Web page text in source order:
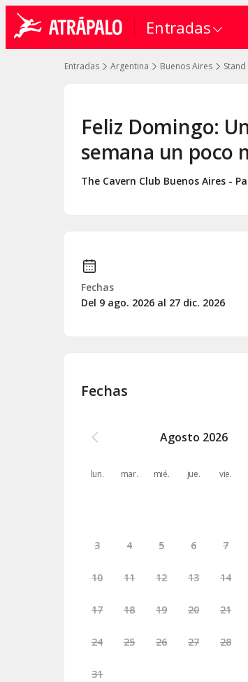
Entradas
Entradas Argentina Buenos Aires
Feliz Domingo:
semana un poco
The Cavern Club Buenos Aires -
Fechas
Del 9 ago. 2026 al 27 dic. 2026
Fechas
Agosto 2026
lun. mar. mié. jue. vie.
3 4 5 6 7
10 11 12 13 14
17 18 19 20 21
24 25 26 27 28
31